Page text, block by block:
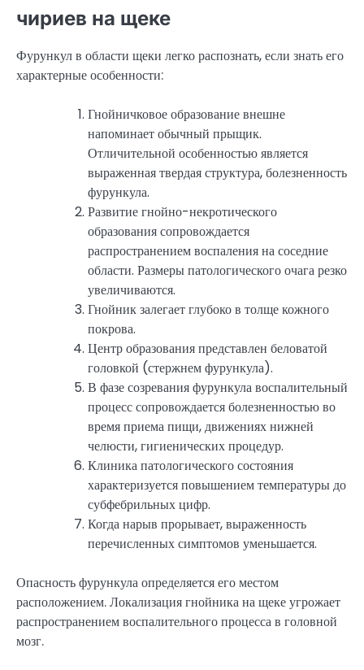
чириев на щеке
Фурункул в области щеки легко распознать, если знать его
характерные особенности:
Гнойничковое образование внешне
напоминает обычный прыщик.
Отличительной особенностью является
выраженная твердая структура, болезненность
фурункула.
Развитие гнойно-некротического
образования сопровождается
распространением воспаления на соседние
области. Размеры патологического очага резко
увеличиваются.
Гнойник залегает глубоко в толще кожного
покрова.
Центр образования представлен беловатой
головкой (стержнем фурункула).
В фазе созревания фурункула воспалительный
процесс сопровождается болезненностью во
время приема пищи, движениях нижней
челюсти, гигиенических процедур.
Клиника патологического состояния
характеризуется повышением температуры до
субфебрильных цифр.
Когда нарыв прорывает, выраженность
перечисленных симптомов уменьшается.
Опасность фурункула определяется его местом
расположением. Локализация гнойника на щеке угрожает
распространением воспалительного процесса в головной
мозг.